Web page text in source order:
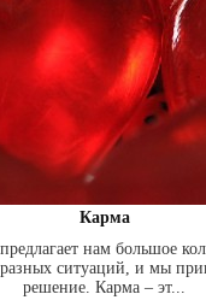
Карма
нам большое
ситуаций, и мы
решение. Карма – эт...